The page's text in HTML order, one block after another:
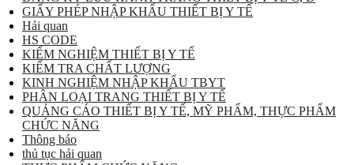
GIẤY PHÉP NHẬP KHẨU THIẾT BỊ Y TẾ
Hải quan
HS CODE
KIỂM NGHIỆM THIẾT BỊ Y TẾ
KIỂM TRA CHẤT LƯỢNG
KINH NGHIỆM NHẬP KHẨU TBYT
PHÂN LOẠI TRANG THIẾT BỊ Y TẾ
QUẢNG CÁO THIẾT BỊ Y TẾ, MỸ PHẨM, THỰC PHẨM
CHỨC NĂNG
Thông báo
thủ tục hải quan